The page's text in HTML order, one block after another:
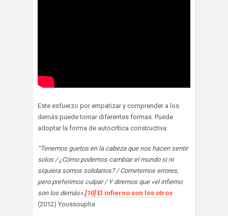
Este esfuerzo por empatizar y comprender a los
demás puede tomar diferentes formas. Puede
adoptar la forma de autocrítica constructiva:
“Tenemos guetos en la cabeza que nos hacen sentir
solos / ¿Cómo podemos cambiar el mundo si ni
siquiera somos solidarios? / Cometemos errores,
pero preferimos culpar / Y diremos que «el infierno
son los demás».[10] El infierno son los otros
(2012) Youssoupha